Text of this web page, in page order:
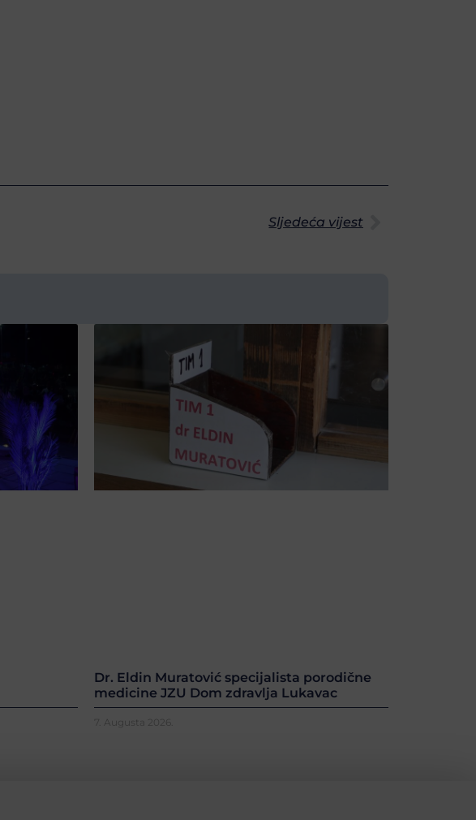
Sljedeća vijest
Dr. Eldin Muratović specijalista porodične
medicine JZU Dom zdravlja Lukavac
7. Augusta 2026.